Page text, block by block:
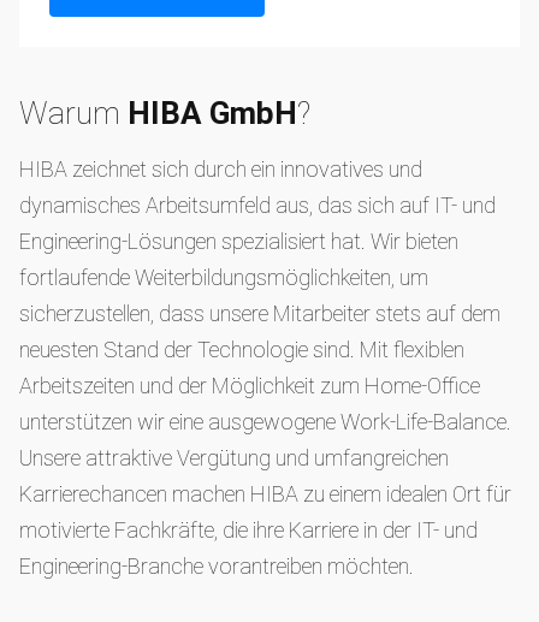
Warum HIBA GmbH?
HIBA zeichnet sich durch ein innovatives und
dynamisches Arbeitsumfeld aus, das sich auf IT- und
Engineering-Lösungen spezialisiert hat. Wir bieten
fortlaufende Weiterbildungsmöglichkeiten, um
sicherzustellen, dass unsere Mitarbeiter stets auf dem
neuesten Stand der Technologie sind. Mit flexiblen
Arbeitszeiten und der Möglichkeit zum Home-Office
unterstützen wir eine ausgewogene Work-Life-Balance.
Unsere attraktive Vergütung und umfangreichen
Karrierechancen machen HIBA zu einem idealen Ort für
motivierte Fachkräfte, die ihre Karriere in der IT- und
Engineering-Branche vorantreiben möchten.